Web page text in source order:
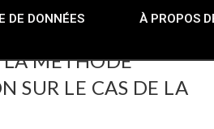
DE DONNÉES À PROPOS
MÉTHODE
SUR LE CAS DE LA